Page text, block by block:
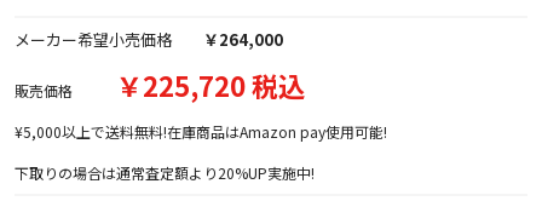
メーカー希望小売価格 ￥264,000
販売価格 ￥225,720 税込
¥5,000以上で送料無料!在庫商品はAmazon pay使用可能!
下取りの場合は通常査定額より20%UP実施中!